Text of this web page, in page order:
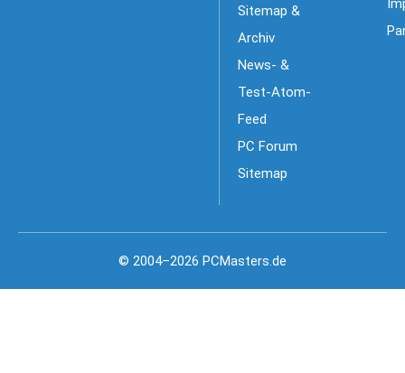
Sitemap &
Archiv
News- &
Test-Atom-
Feed
PC Forum
Sitemap
© 2004–2026 PCMasters.de